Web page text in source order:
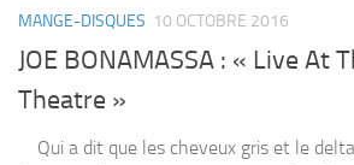
MANGE-DISQUES 10 OCTOBRE 2016
JOE BONAMASSA : « Live At
Theatre »
Qui a dit que les cheveux gris et le